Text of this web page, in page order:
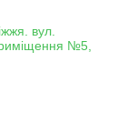
вул.
№5,